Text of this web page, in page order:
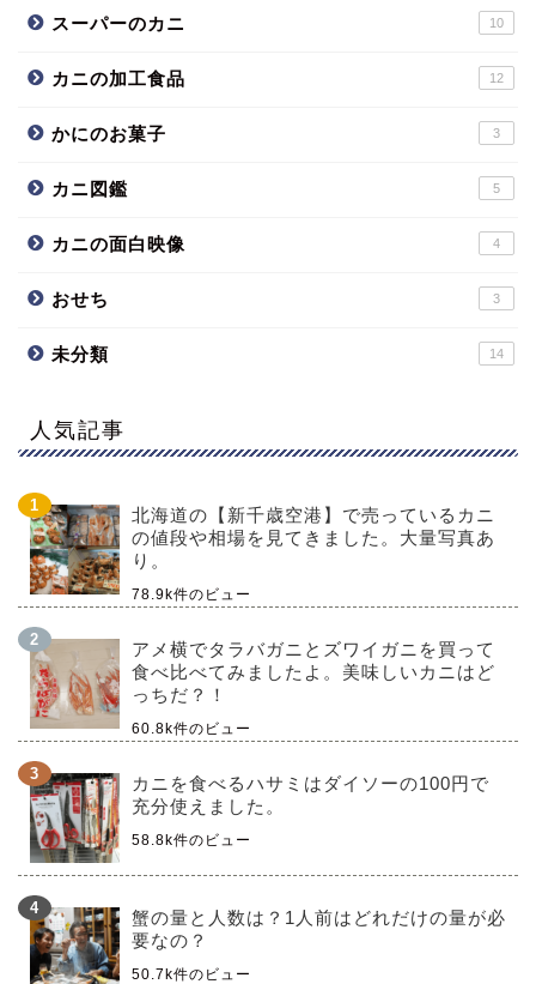
スーパーのカニ 10
カニの加工食品 12
かにのお菓子 3
カニ図鑑 5
カニの面白映像 4
おせち 3
未分類 14
人気記事
北海道の【新千歳空港】で売っているカニ
の値段や相場を見てきました。大量写真あ
り。
78.9k件のビュー
アメ横でタラバガニとズワイガニを買って
食べ比べてみましたよ。美味しいカニはど
っちだ？！
60.8k件のビュー
カニを食べるハサミはダイソーの100円で
充分使えました。
58.8k件のビュー
蟹の量と人数は？1人前はどれだけの量が必
要なの？
50.7k件のビュー